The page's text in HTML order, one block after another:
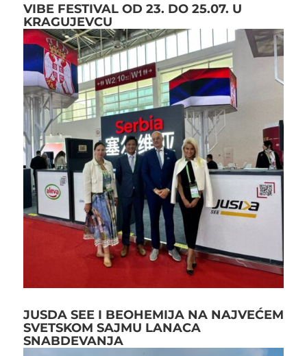
VIBE FESTIVAL OD 23. DO 25.07. U
KRAGUJEVCU
JUSDA SEE I BEOHEMIJA NA NAJVEĆEM
SVETSKOM SAJMU LANACA
SNABDEVANJA